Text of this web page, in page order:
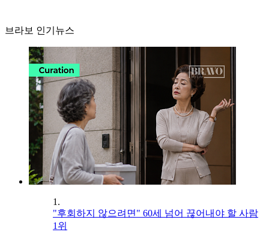
브라보 인기뉴스
1.
"후회하지 않으려면" 60세 넘어 끊어내야 할 사람
1위